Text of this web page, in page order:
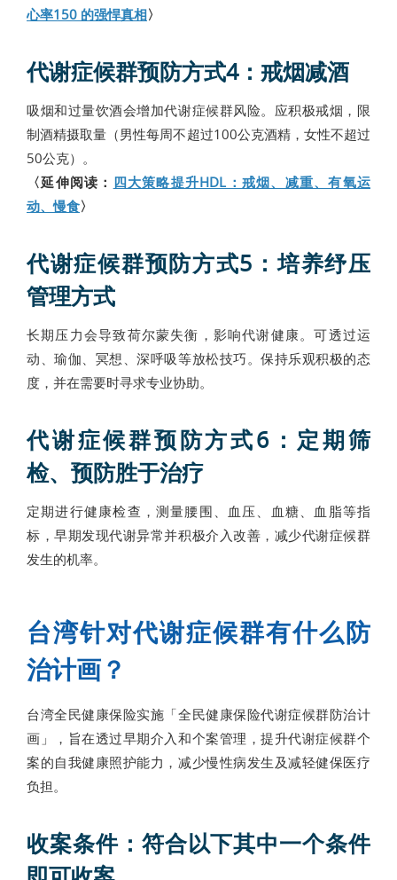
心率150 的强悍真相〉
代谢症候群预防方式4：戒烟减酒
吸烟和过量饮酒会增加代谢症候群风险。应积极戒烟，限
制酒精摄取量（男性每周不超过100公克酒精，女性不超过
50公克）。
〈延伸阅读： 四大策略提升HDL：戒烟、减重、有氧运
动、慢食〉
代谢症候群预防方式5：培养纾压
管理方式
长期压力会导致荷尔蒙失衡，影响代谢健康。可透过运
动、瑜伽、冥想、深呼吸等放松技巧。保持乐观积极的态
度，并在需要时寻求专业协助。
代谢症候群预防方式6：定期筛
检、预防胜于治疗
定期进行健康检查，测量腰围、血压、血糖、血脂等指
标，早期发现代谢异常并积极介入改善，减少代谢症候群
发生的机率。
台湾针对代谢症候群有什么防
治计画？
台湾全民健康保险实施「全民健康保险代谢症候群防治计
画」，旨在透过早期介入和个案管理，提升代谢症候群个
案的自我健康照护能力，减少慢性病发生及减轻健保医疗
负担。
收案条件：符合以下其中一个条件